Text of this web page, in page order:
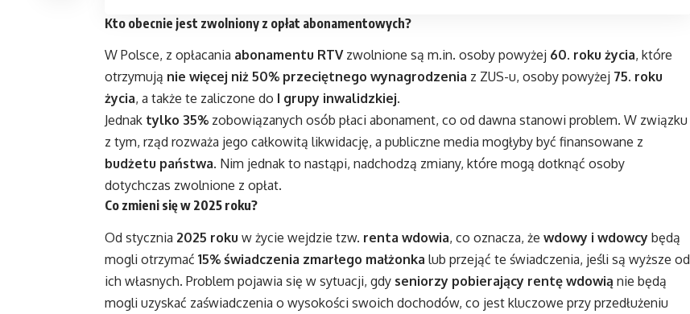
Kto obecnie jest zwolniony z opłat abonamentowych?
W Polsce, z opłacania abonamentu RTVzwolnione są m.in. osoby powyżej 60. roku życia, które
otrzymują nie więcej niż 50% przeciętnego wynagrodzenia z ZUS-u, osoby powyżej 75. roku
życia, a także te zaliczone do I grupy inwalidzkiej.
Jednak tylko 35% zobowiązanych osób płaci abonament, co od dawna stanowi problem. W związku
z tym, rząd rozważa jego całkowitą likwidację, a publiczne media mogłyby być finansowane z
budżetu państwa. Nim jednak to nastąpi, nadchodzą zmiany, które mogą dotknąć osoby
dotychczas zwolnione z opłat.
Co zmieni się w 2025 roku?
Od stycznia 2025 roku w życie wejdzie tzw. renta wdowia, co oznacza, że wdowy i wdowcy będą
mogli otrzymać 15% świadczenia zmarłego małżonka lub przejąć te świadczenia, jeśli są wyższe od
ich własnych. Problem pojawia się w sytuacji, gdy seniorzy pobierający rentę wdowią nie będą
mogli uzyskać zaświadczenia o wysokości swoich dochodów, co jest kluczowe przy przedłużeniu